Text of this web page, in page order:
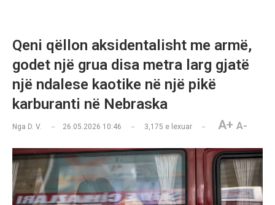
Qeni qëllon aksidentalisht me armë,
godet një grua disa metra larg gjatë
një ndalese kaotike në një pikë
karburanti në Nebraska
Nga D. V. 26.05.2026 10:46 3,175 e lexuar A+ A-